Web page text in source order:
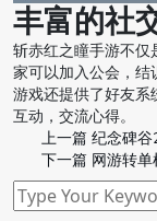
丰富的社
斩赤红之瞳手游不仅
家可以加入公会，结
游戏还提供了好友系
互动，交流心得。
上一篇 纪念碑
下一篇 网游转